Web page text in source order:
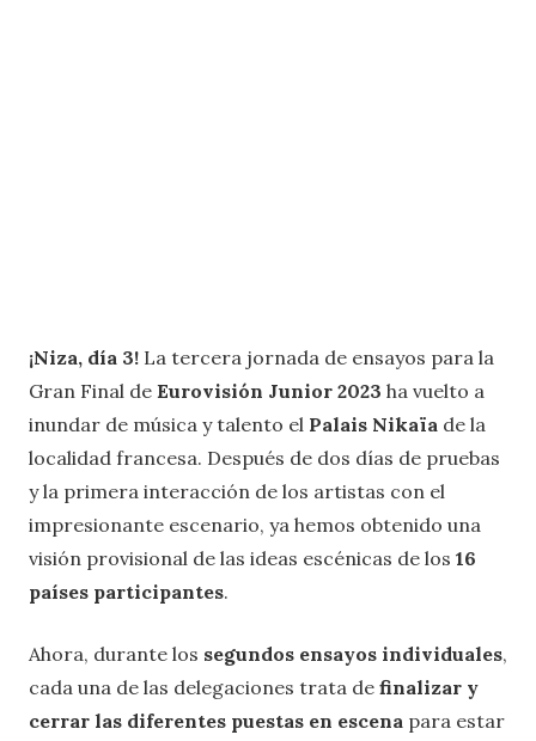
¡Niza, día 3! La tercera jornada de ensayos para la
Gran Final de Eurovisión Junior 2023 ha vuelto a
inundar de música y talento el Palais Nikaïa de la
localidad francesa. Después de dos días de pruebas
y la primera interacción de los artistas con el
impresionante escenario, ya hemos obtenido una
visión provisional de las ideas escénicas de los 16
países participantes.
Ahora, durante los segundos ensayos individuales,
cada una de las delegaciones trata de finalizar y
cerrar las diferentes puestas en escena para estar